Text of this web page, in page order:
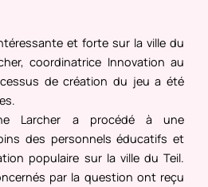
et forte sur la ville du
coordinatrice Innovation au
de création du jeu a été
Larcher a procédé à une
des personnels éducatifs et
populaire sur la ville du Teil.
par la question ont reçu